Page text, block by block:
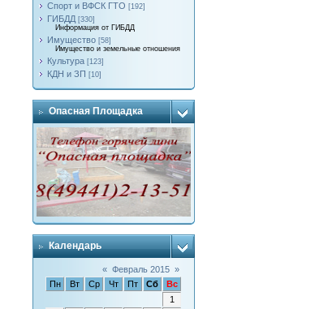
Спорт и ВФСК ГТО [192]
ГИБДД [330]
Информация от ГИБДД
Имущество [58]
Имущество и земельные отношения
Культура [123]
КДН и ЗП [10]
Опасная Площадка
Календарь
« Февраль 2015 »
Пн
Вт Ср Чт Пт Сб
Вс
1